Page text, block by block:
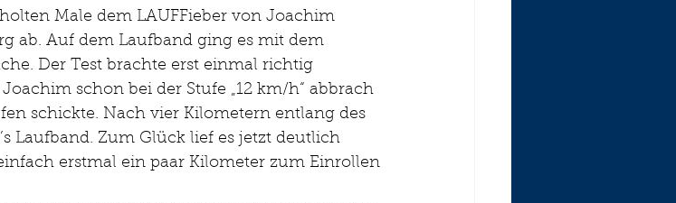
ab. Auf dem Laufband ging es mit dem
Der Test brachte erst einmal richtig
schon bei der Stufe „12 km/h“ abbrach
schickte. Nach vier Kilometern entlang des
Laufband. Zum Glück lief es jetzt deutlich
erstmal ein paar Kilometer zum Einrollen